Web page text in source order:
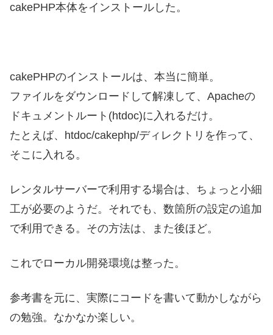
cakePHP本体をインストールした。
cakePHPのインストールは、本当に簡単。
ファイルをダウンロードして解凍して、Apacheの
ドキュメントルート(htdoc)に入れるだけ。
たとえば、htdoc/cakephp/ディレクトリを作って、
そこに入れる。
レンタルサーバーで利用する場合は、ちょっと小細
工が必要のようだ。それでも、数箇所の設定の追加
で利用できる。その方法は、また後ほど。
これでローカル開発環境は整った。
参考書を元に、実際にコードを書いて動かしながら
の勉強。なかなか楽しい。